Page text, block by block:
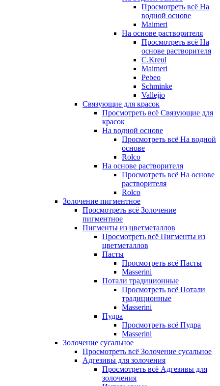
Просмотреть всё На
водной основе
Maimeri
На основе растворителя
Просмотреть всё На
основе растворителя
C.Kreul
Maimeri
Pebeo
Schminke
Vallejio
Связующие для красок
Просмотреть всё Связующие для
красок
На водной основе
Просмотреть всё На водной
основе
Rolco
На основе растворителя
Просмотреть всё На основе
растворителя
Rolco
Золочение пигментное
Просмотреть всё Золочение
пигментное
Пигменты из цветметаллов
Просмотреть всё Пигменты из
цветметаллов
Пасты
Просмотреть всё Пасты
Masserini
Потали традиционные
Просмотреть всё Потали
традиционные
Masserini
Пудра
Просмотреть всё Пудра
Masserini
Золочение сусальное
Просмотреть всё Золочение сусальное
Адгезивы для золочения
Просмотреть всё Адгезивы для
золочения